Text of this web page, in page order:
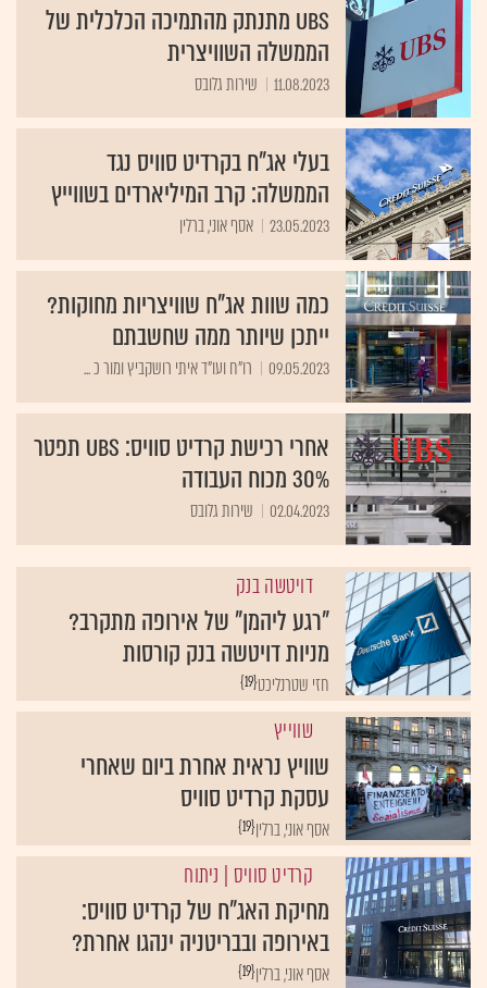
UBS מתנתק מהתמיכה הכלכלית של
הממשלה השוויצרית
11.08.2023 שירות גלובס
בעלי אג"ח בקרדיט סוויס נגד
הממשלה: קרב המיליארדים בשווייץ
23.05.2023 אסף אוני, ברלין
כמה שוות אג"ח שוויצריות מחוקות?
ייתכן שיותר ממה שחשבתם
09.05.2023 רו"ח ועו"ד איתי רושקביץ ומור כ ...
אחרי רכישת קרדיט סוויס: UBS תפטר
30% מכוח העבודה
02.04.2023 שירות גלובס
דויטשה בנק
"רגע ליהמן" של אירופה מתקרב?
מניות דויטשה בנק קורסות
{19}חזי שטרנליכט
שווייץ
שוויץ נראית אחרת ביום שאחרי
עסקת קרדיט סוויס
{19}אסף אוני, ברלין
קרדיט סוויס | ניתוח
מחיקת האג"ח של קרדיט סוויס:
באירופה ובבריטניה ינהגו אחרת?
{19}אסף אוני, ברלין